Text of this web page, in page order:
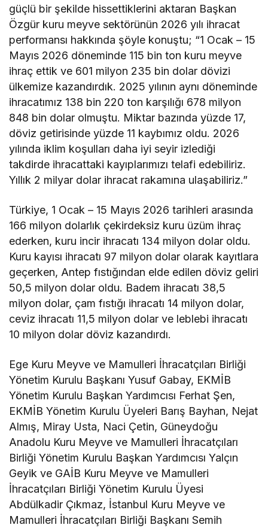
güçlü bir şekilde hissettiklerini aktaran Başkan
Özgür kuru meyve sektörünün 2026 yılı ihracat
performansı hakkında şöyle konuştu; “1 Ocak – 15
Mayıs 2026 döneminde 115 bin ton kuru meyve
ihraç ettik ve 601 milyon 235 bin dolar dövizi
ülkemize kazandırdık. 2025 yılının aynı döneminde
ihracatımız 138 bin 220 ton karşılığı 678 milyon
848 bin dolar olmuştu. Miktar bazında yüzde 17,
döviz getirisinde yüzde 11 kaybımız oldu. 2026
yılında iklim koşulları daha iyi seyir izlediği
takdirde ihracattaki kayıplarımızı telafi edebiliriz.
Yıllık 2 milyar dolar ihracat rakamına ulaşabiliriz.”
Türkiye, 1 Ocak – 15 Mayıs 2026 tarihleri arasında
166 milyon dolarlık çekirdeksiz kuru üzüm ihraç
ederken, kuru incir ihracatı 134 milyon dolar oldu.
Kuru kayısı ihracatı 97 milyon dolar olarak kayıtlara
geçerken, Antep fıstığından elde edilen döviz geliri
50,5 milyon dolar oldu. Badem ihracatı 38,5
milyon dolar, çam fıstığı ihracatı 14 milyon dolar,
ceviz ihracatı 11,5 milyon dolar ve leblebi ihracatı
10 milyon dolar döviz kazandırdı.
Ege Kuru Meyve ve Mamulleri İhracatçıları Birliği
Yönetim Kurulu Başkanı Yusuf Gabay, EKMİB
Yönetim Kurulu Başkan Yardımcısı Ferhat Şen,
EKMİB Yönetim Kurulu Üyeleri Barış Bayhan, Nejat
Almış, Miray Usta, Naci Çetin, Güneydoğu
Anadolu Kuru Meyve ve Mamulleri İhracatçıları
Birliği Yönetim Kurulu Başkan Yardımcısı Yalçın
Geyik ve GAİB Kuru Meyve ve Mamulleri
İhracatçıları Birliği Yönetim Kurulu Üyesi
Abdülkadir Çıkmaz, İstanbul Kuru Meyve ve
Mamulleri İhracatçıları Birliği Başkanı Semih